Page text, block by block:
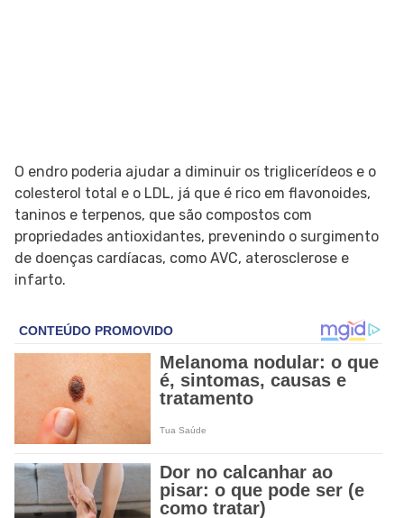
O endro poderia ajudar a diminuir os triglicerídeos e o
colesterol total e o LDL, já que é rico em flavonoides,
taninos e terpenos, que são compostos com
propriedades antioxidantes, prevenindo o surgimento
de doenças cardíacas, como AVC, aterosclerose e
infarto.